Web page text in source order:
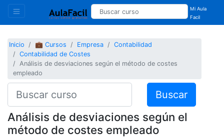
Mi Aula
Facil
Inicio 💼 Cursos Empresa
Contabilidad
Contabilidad de Costes
Análisis de desviaciones según el método de costes
empleado
Buscar
Análisis de desviaciones según el
método de costes empleado